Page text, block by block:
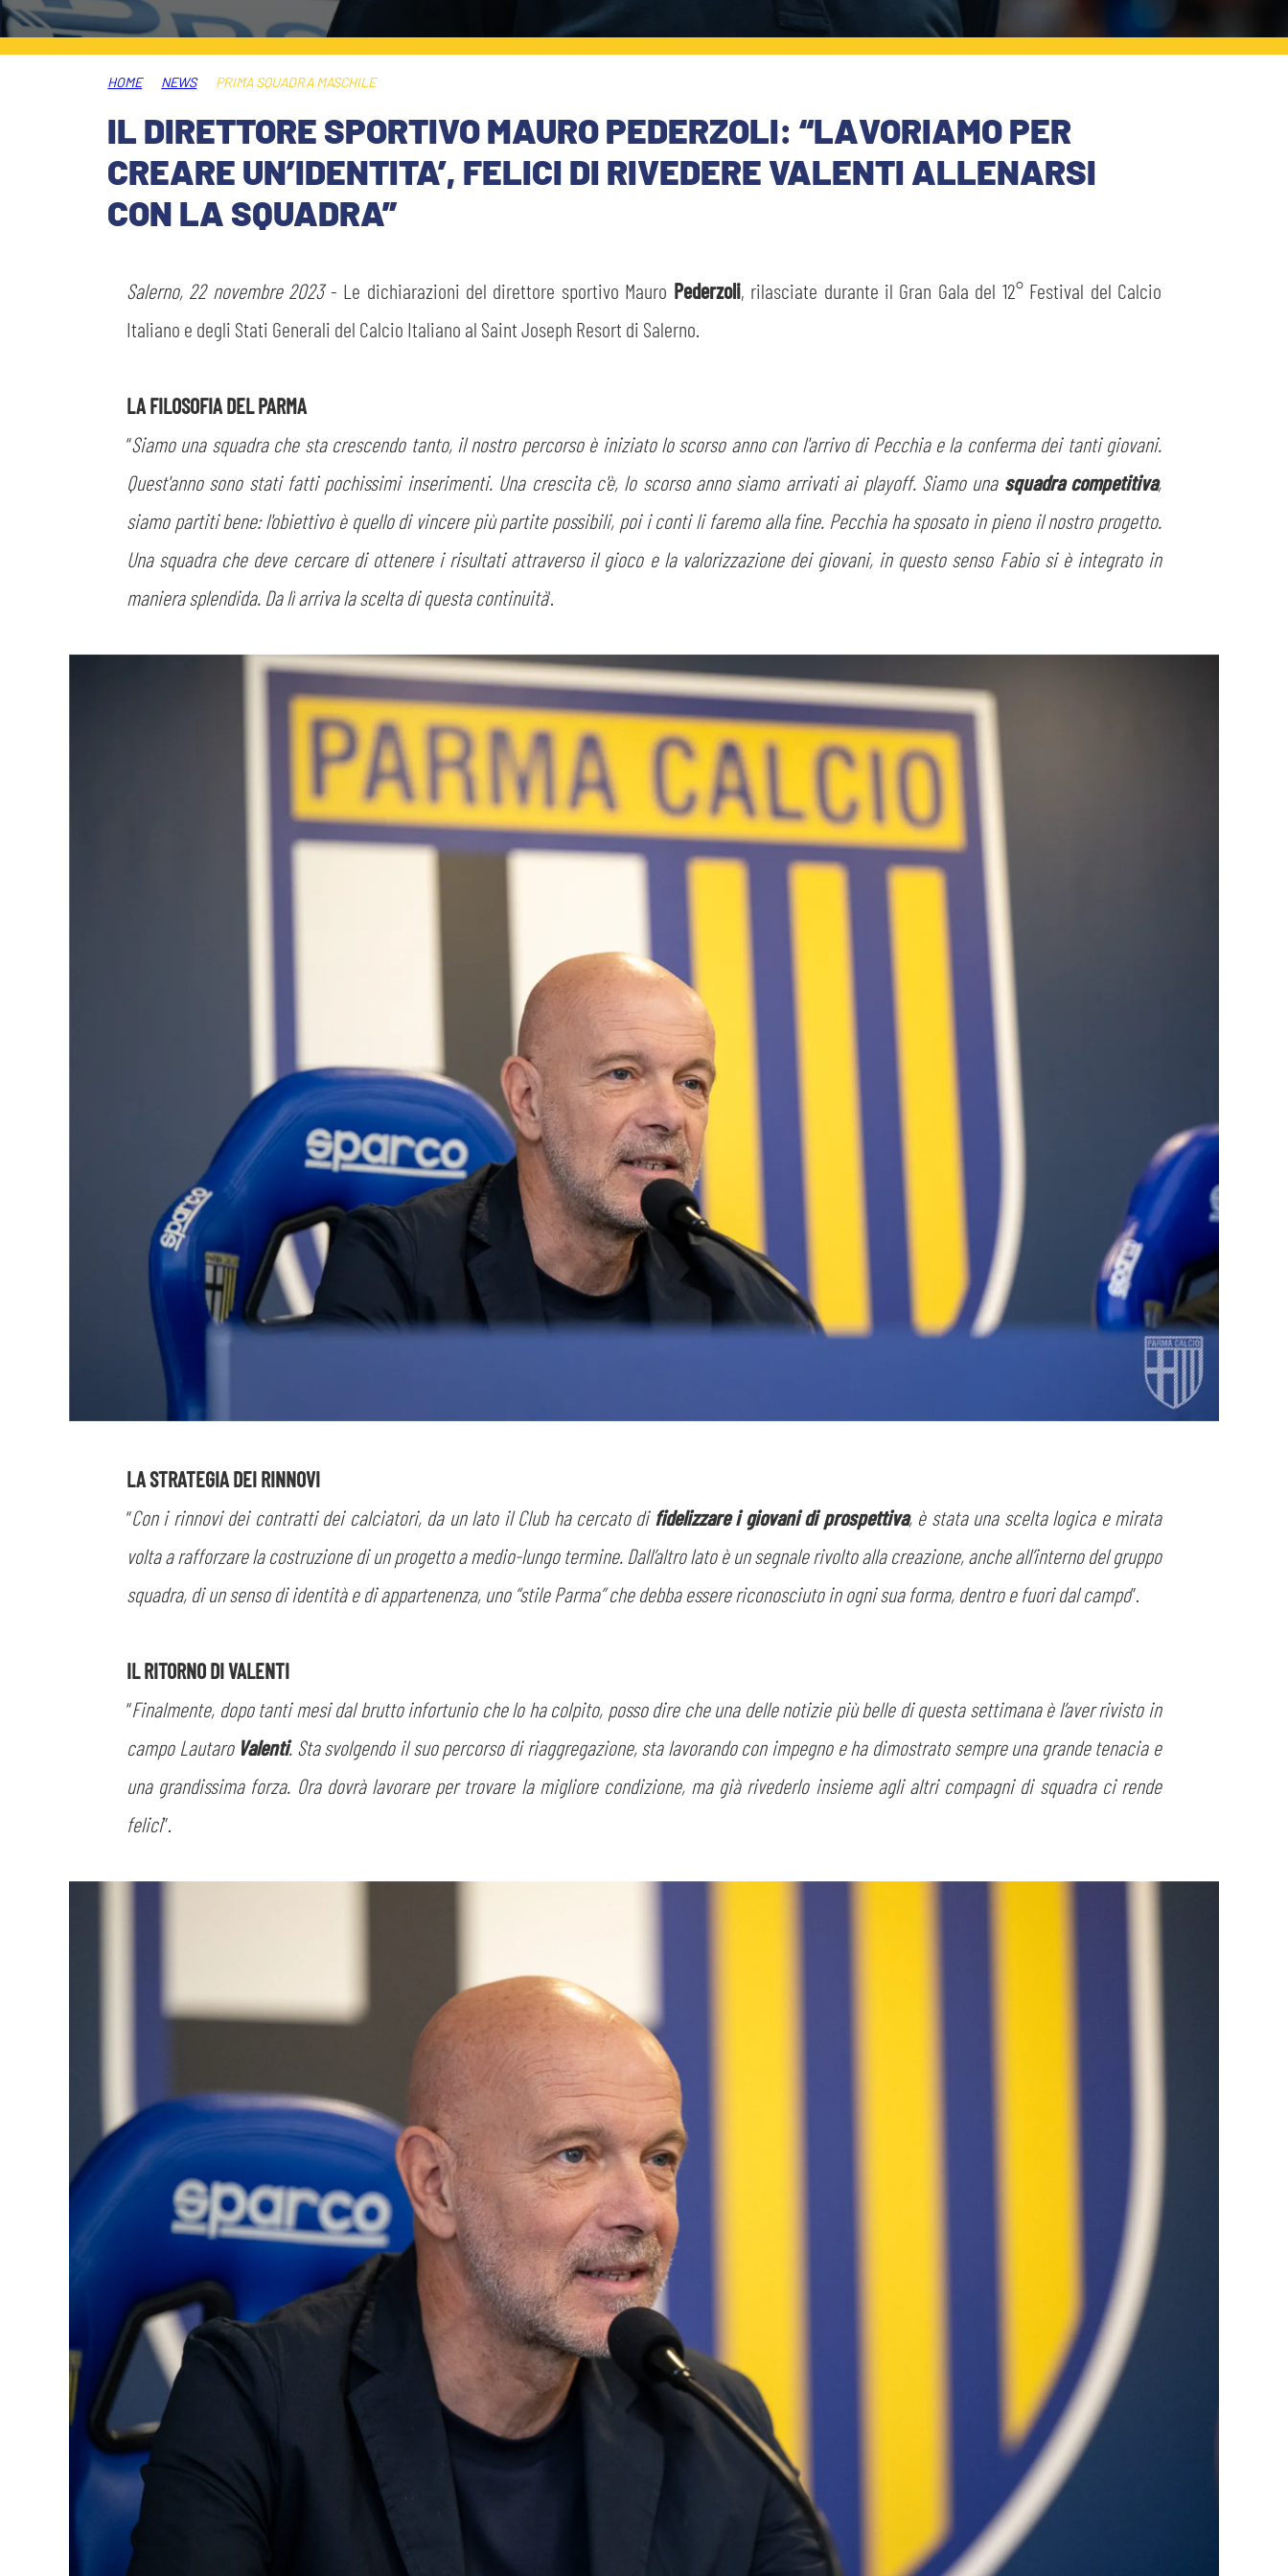
STORE
MUSEO
SLO
LAVORA CON NOI
INFORMATIVA FINANZIARIA
PLAY GREEN
CERCA
HOME NEWS PRIMA SQUADRA MASCHILE
IL DIRETTORE SPORTIVO MAURO PEDERZOLI: “LAVORIAMO PER
CREARE UN’IDENTITA’, FELICI DI RIVEDERE VALENTI ALLENARSI
CON LA SQUADRA”
Salerno, 22 novembre 2023- Le dichiarazioni del direttore sportivo Mauro Pederzoli, rilasciate durante il Gran Gala del 12° Festival del Calcio
Italiano e degli Stati Generali del Calcio Italiano al Saint Joseph Resort di Salerno.
LA FILOSOFIA DEL PARMA
“Siamo una squadra che sta crescendo tanto, il nostro percorso è iniziato lo scorso anno con l'arrivo di Pecchia e la conferma dei tanti giovani.
Quest'anno sono stati fatti pochissimi inserimenti. Una crescita c'è, lo scorso anno siamo arrivati ai playoff. Siamo una squadra competitiva,
siamo partiti bene: l'obiettivo è quello di vincere più partite possibili, poi i conti li faremo alla fine. Pecchia ha sposato in pieno il nostro progetto.
Una squadra che deve cercare di ottenere i risultati attraverso il gioco e la valorizzazione dei giovani, in questo senso Fabio si è integrato in
maniera splendida. Da lì arriva la scelta di questa continuità'.
LA STRATEGIA DEI RINNOVI
“Con i rinnovi dei contratti dei calciatori, da un lato il Club ha cercato di fidelizzare i giovani di prospettiva, è stata una scelta logica e mirata
volta a rafforzare la costruzione di un progetto a medio-lungo termine. Dall’altro lato è un segnale rivolto alla creazione, anche all’interno del gruppo
squadra, di un senso di identità e di appartenenza, uno “stile Parma” che debba essere riconosciuto in ogni sua forma, dentro e fuori dal campo”.
IL RITORNO DI VALENTI
“Finalmente, dopo tanti mesi dal brutto infortunio che lo ha colpito, posso dire che una delle notizie più belle di questa settimana è l’aver rivisto in
campo Lautaro Valenti. Sta svolgendo il suo percorso di riaggregazione, sta lavorando con impegno e ha dimostrato sempre una grande tenacia e
una grandissima forza. Ora dovrà lavorare per trovare la migliore condizione, ma già rivederlo insieme agli altri compagni di squadra ci rende
felici”.
sempre abilitati
abilitato